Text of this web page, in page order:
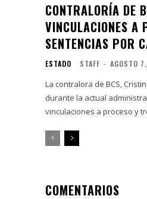
CONTRALORÍA DE
VINCULACIONES A
SENTENCIAS POR
ESTADO STAFF - AGOSTO
La contralora de BCS,
durante la actual
vinculaciones a proceso y
COMENTARIOS